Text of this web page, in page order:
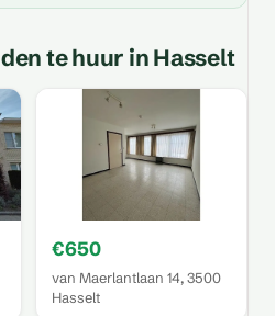
te huur in Hasselt
€650
van Maerlantlaan 14, 3500
Hasselt